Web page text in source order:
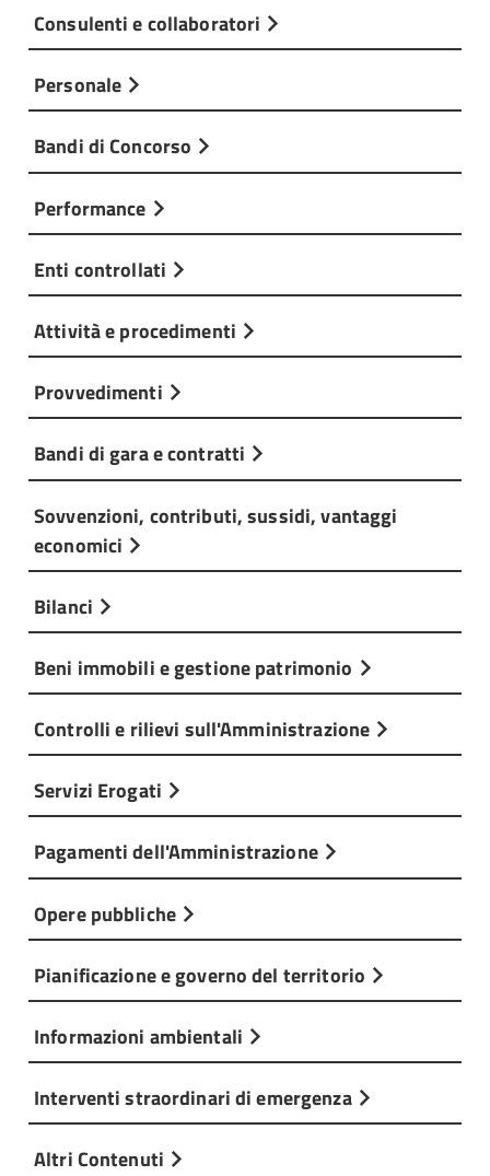
Consulenti e collaboratori
Personale
Bandi di Concorso
Performance
Enti controllati
Attività e procedimenti
Provvedimenti
Bandi di gara e contratti
Sovvenzioni, contributi, sussidi, vantaggi
economici
Bilanci
Beni immobili e gestione patrimonio
Controlli e rilievi sull'Amministrazione
Servizi Erogati
Pagamenti dell'Amministrazione
Opere pubbliche
Pianificazione e governo del territorio
Informazioni ambientali
Interventi straordinari di emergenza
Altri Contenuti